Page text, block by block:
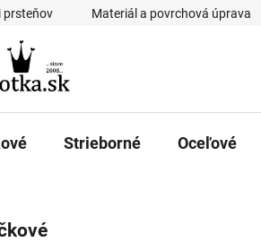
prsteňov Materiál a povrchová úprava
Strieborné Oceľové